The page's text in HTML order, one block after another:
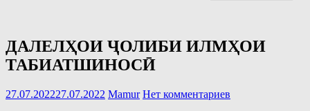
ДАЛЕЛҲОИ ҶОЛИБИ ИЛМҲОИ
ТАБИАТШИНОСӢ
27.07.202227.07.2022 Mamur Нет комментариев